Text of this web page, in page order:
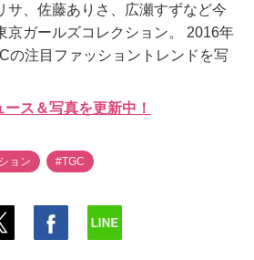
サ、佐藤ありさ、広瀬すずなど今
京ガールズコレクション。 2016年
の注目ファッショントレンドを写
ス＆写真を更新中！
ョン #TGC